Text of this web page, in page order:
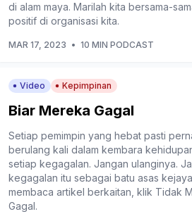
di alam maya. Marilah kita bersama-
positif di organisasi kita.
MAR 17, 2023 • 10 MIN PODCAST
Video Kepimpinan
Biar Mereka Gagal
Setiap pemimpin yang hebat pasti
berulang kali dalam kembara
setiap kegagalan. Jangan ulanginya.
kegagalan itu sebagai batu asas
membaca artikel berkaitan, klik Tidak
Gagal.